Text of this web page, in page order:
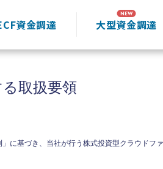
資金調達 大型資金調達
取扱要領
に基づき、当社が行う株式投資型クラウドフ